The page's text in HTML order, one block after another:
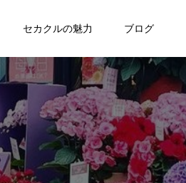
セカクルの魅力 ブログ